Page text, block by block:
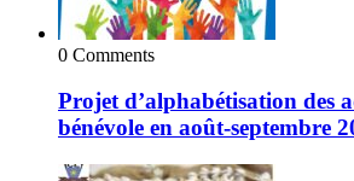
0 Comments
Projet d’alphabétisation des
bénévole en août-septembre